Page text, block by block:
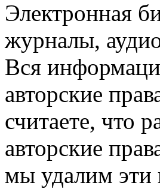
Электронная
журналы,
Вся
авторские
считаете, что
авторские
мы удалим эти